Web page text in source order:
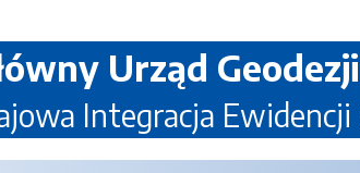
Urząd
Integracja